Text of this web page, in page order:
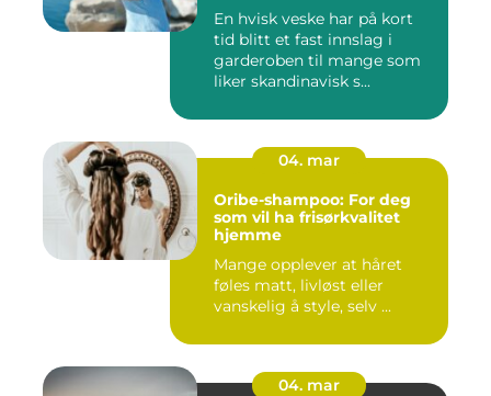
En hvisk veske har på kort
tid blitt et fast innslag i
garderoben til mange som
liker skandinavisk s...
04. mar
Oribe-shampoo: For deg
som vil ha frisørkvalitet
hjemme
Mange opplever at håret
føles matt, livløst eller
vanskelig å style, selv ...
04. mar